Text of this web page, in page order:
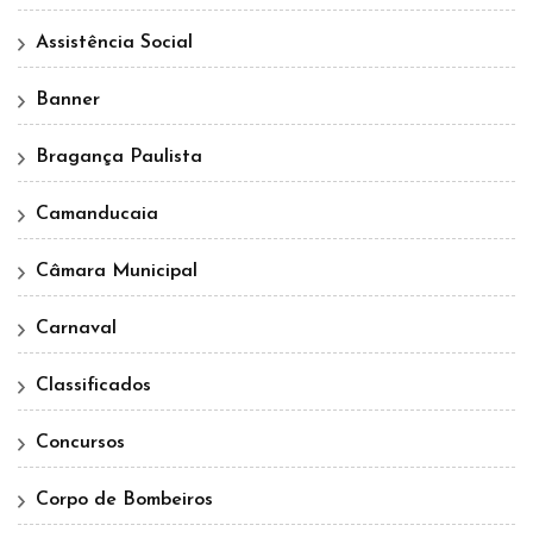
Assistência Social
Banner
Bragança Paulista
Camanducaia
Câmara Municipal
Carnaval
Classificados
Concursos
Corpo de Bombeiros